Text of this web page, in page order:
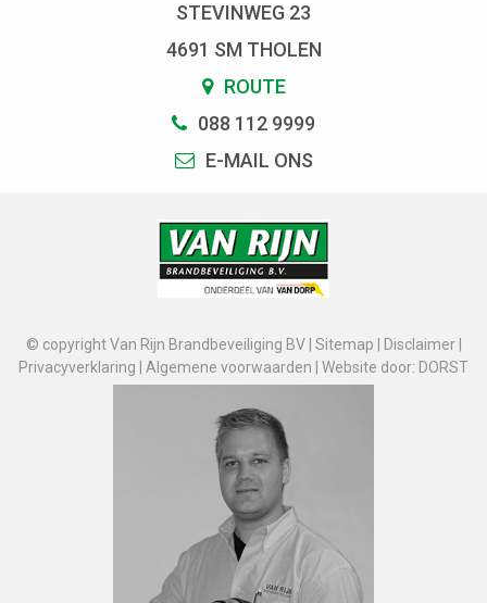
STEVINWEG 23
4691 SM THOLEN
ROUTE
088 112 9999
E-MAIL ONS
© copyright Van Rijn Brandbeveiliging BV | Sitemap Disclaimer|
Privacyverklaring
Algemene voorwaarden Website door: DORST